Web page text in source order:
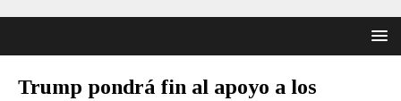
Trump pondrá fin al apoyo a los